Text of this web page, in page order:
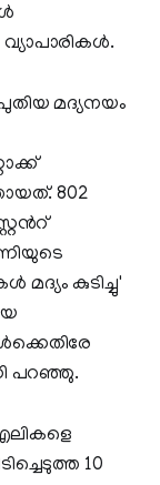
മദ്യനയം
802
മദ്യം കുടിച്ചു'
പറഞ്ഞു.
10